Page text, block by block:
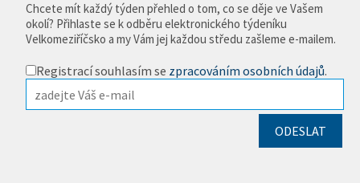
Chcete mít každý týden přehled o tom, co se děje ve Vašem
okolí? Přihlaste se k odběru elektronického týdeníku
Velkomeziříčsko a my Vám jej každou středu zašleme e-mailem.
Registrací souhlasím se zpracováním osobních údajů.